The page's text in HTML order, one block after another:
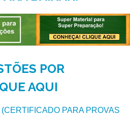
POR
AQUI
PARA PROVAS